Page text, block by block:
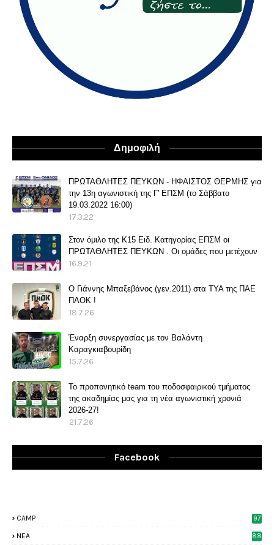
Δημοφιλή
ΠΡΩΤΑΘΛΗΤΕΣ ΠΕΥΚΩΝ - ΗΦΑΙΣΤΟΣ ΘΕΡΜΗΣ για
την 13η αγωνιστική της Γ' ΕΠΣΜ (το Σάββατο
19.03.2022 16:00)
17.3.22
Στον όμιλο της Κ15 Ειδ. Κατηγορίας ΕΠΣΜ οι
ΠΡΩΤΑΘΛΗΤΕΣ ΠΕΥΚΩΝ . Οι ομάδες που μετέχουν
16.9.21
O Γιάννης Μπαξεβάνος (γεν.2011) στα ΤΥΑ της ΠΑΕ
ΠΑΟΚ !
18.7.26
Έναρξη συνεργασίας με τον Βαλάντη
Καραγκιαβουρίδη
15.7.26
Το προπονητικό team του ποδοσφαιρικού τμήματος
της ακαδημίας μας για τη νέα αγωνιστική χρονιά
2026-27!
21.7.26
Facebook
CAMP 97
NEA 88